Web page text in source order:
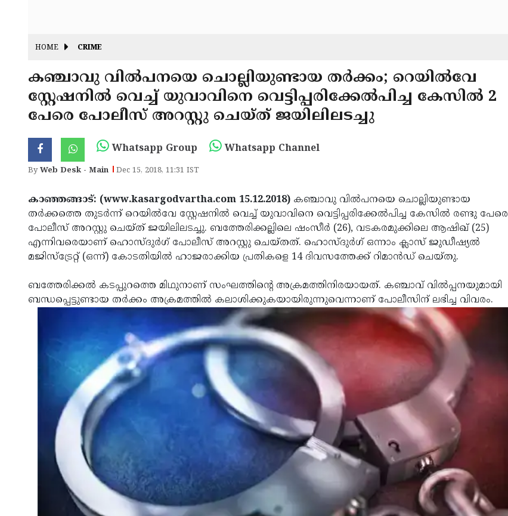
HOME CRIME
കഞ്ചാവു വില്‍പനയെ ചൊല്ലിയുണ്ടായ തര്‍ക്കം; റെയില്‍വേ
സ്റ്റേഷനില്‍ വെച്ച് യുവാവിനെ വെട്ടിപ്പരിക്കേല്‍പിച്ച കേസില്‍ 2
പേരെ പോലീസ് അറസ്റ്റു ചെയ്ത് ജയിലിലടച്ചു
Whatsapp Group Whatsapp Channel
ByWeb Desk - Main Dec 15, 2018, 11:31 IST
കാഞ്ഞങ്ങാട്: (www.kasargodvartha.com 15.12.2018) കഞ്ചാവു വില്‍പനയെ ചൊല്ലിയുണ്ടായ
തര്‍ക്കത്തെ തുടര്‍ന്ന് റെയില്‍വേ സ്റ്റേഷനില്‍ വെച്ച് യുവാവിനെ വെട്ടിപ്പരിക്കേല്‍പിച്ച കേസില്‍ രണ്ടു പേരെ
പോലീസ് അറസ്റ്റു ചെയ്ത് ജയിലിലടച്ചു. ബത്തേരിക്കല്ലിലെ ഷംസീര്‍ (26), വടകരമുക്കിലെ ആഷിഖ് (25)
എന്നിവരെയാണ് ഹൊസ്ദുര്‍ഗ് പോലീസ് അറസ്റ്റു ചെയ്തത്. ഹൊസ്ദുര്‍ഗ് ഒന്നാം ക്ലാസ് ജുഡീഷ്യല്‍
മജിസ്ട്രേറ്റ് (ഒന്ന്) കോടതിയില്‍ ഹാജരാക്കിയ പ്രതികളെ 14 ദിവസത്തേക്ക് റിമാന്‍ഡ് ചെയ്തു.
ബത്തേരിക്കല്‍ കടപ്പുറത്തെ മിഥുനാണ് സംഘത്തിന്റെ അക്രമത്തിനിരയായത്. കഞ്ചാവ് വില്‍പ്പനയുമായി
ബന്ധപ്പെട്ടുണ്ടായ തര്‍ക്കം അക്രമത്തില്‍ കലാശിക്കുകയായിരുന്നുവെന്നാണ് പോലീസിന് ലഭിച്ച വിവരം.